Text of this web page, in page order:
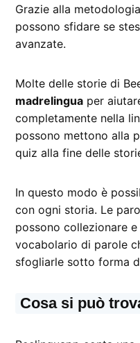
Grazie alla
possono sfidare se
avanzate.
Molte delle storie di
madrelingua per
completamente nella
possono mettono alla
quiz alla fine delle
In questo modo è
con ogni storia. Le
possono collezionare
vocabolario di parole
sfogliarle sotto forma
Cosa si può